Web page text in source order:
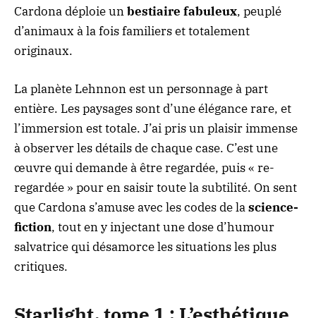
Cardona déploie unbestiaire fabuleux, peuplé
d’animaux à la fois familiers et totalement
originaux.
La planète Lehnnon est un personnage à part
entière. Les paysages sont d’une élégance rare, et
l’immersion est totale. J’ai pris un plaisir immense
à observer les détails de chaque case. C’est une
œuvre qui demande à être regardée, puis « re-
regardée » pour en saisir toute la subtilité. On sent
que Cardona s’amuse avec les codes de lascience-
fiction, tout en y injectant une dose d’humour
salvatrice qui désamorce les situations les plus
critiques.